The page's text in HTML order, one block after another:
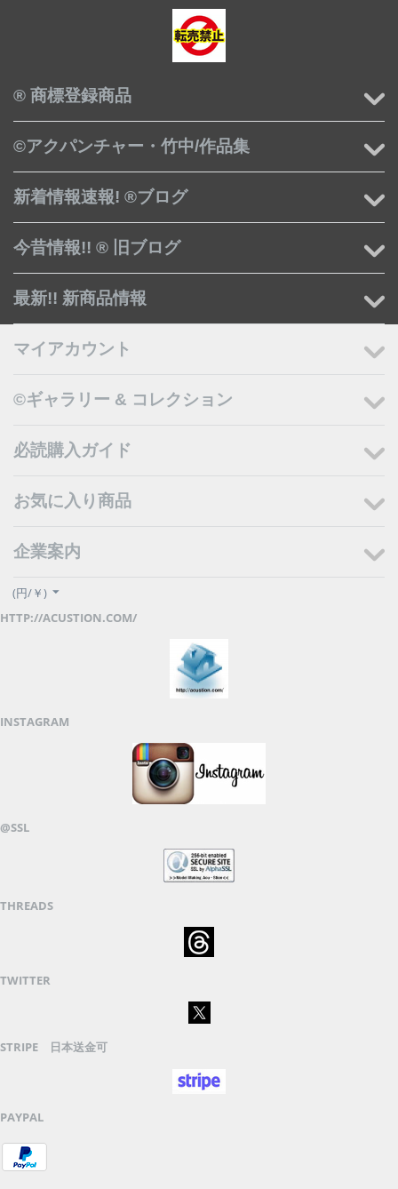
® 商標登録商品
©アクパンチャー・竹中/作品集
新着情報速報! ®ブログ
今昔情報!! ® 旧ブログ
最新!! 新商品情報
マイアカウント
©ギャラリー & コレクション
必読購入ガイド
お気に入り商品
企業案内
(円/￥)
HTTP://ACUSTION.COM/
INSTAGRAM
@SSL
THREADS
TWITTER
STRIPE 日本送金可
PAYPAL